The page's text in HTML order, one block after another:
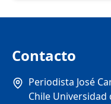
Contacto
Periodista José
Chile Universidad